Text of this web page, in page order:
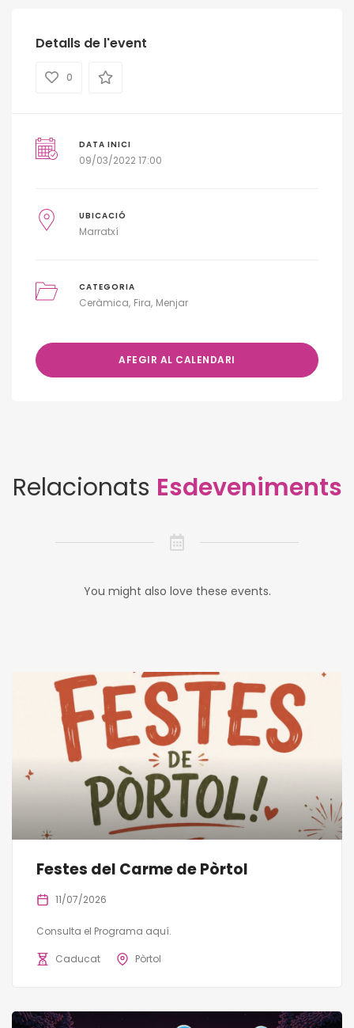
Detalls de l'event
0
DATA INICI
09/03/2022 17:00
UBICACIÓ
Marratxí
CATEGORIA
Ceràmica Fira Menjar
AFEGIR AL CALENDARI
Relacionats Esdeveniments
You might also love these events.
Festes del Carme de Pòrtol
11/07/2026
Consulta el Programa aquí.
Caducat Pòrtol